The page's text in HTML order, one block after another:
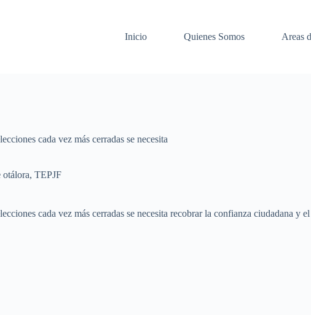
Inicio
Quienes Somos Areas
cada vez más cerradas se necesita
otálora, TEPJF
cada vez más cerradas se necesita recobrar la confianza ciudadana y